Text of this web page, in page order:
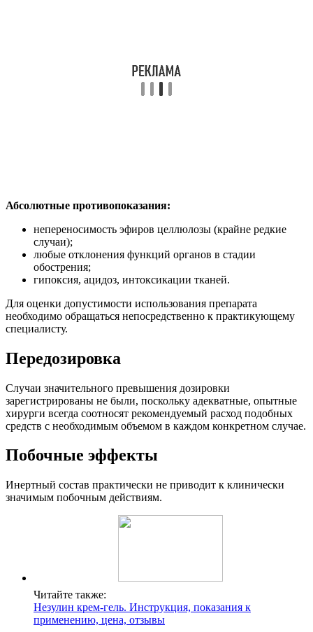
Абсолютные противопоказания:
непереносимость эфиров целлюлозы (крайне редкие
случаи);
любые отклонения функций органов в стадии
обострения;
гипоксия, ацидоз, интоксикации тканей.
Для оценки допустимости использования препарата
необходимо обращаться непосредственно к практикующему
специалисту.
Передозировка
Случаи значительного превышения дозировки
зарегистрированы не были, поскольку адекватные, опытные
хирурги всегда соотносят рекомендуемый расход подобных
средств с необходимым объемом в каждом конкретном случае.
Побочные эффекты
Инертный состав практически не приводит к клинически
значимым побочным действиям.
Читайте также:
Незулин крем-гель. Инструкция, показания к
применению, цена, отзывы